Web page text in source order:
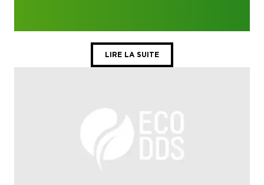
LIRE LA SUITE